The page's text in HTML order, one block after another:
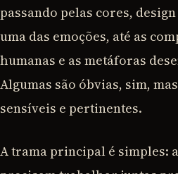
passando pelas cores,
uma das emoções, até as
humanas e as metáforas
Algumas são óbvias, sim,
sensíveis e pertinentes.
A trama principal é simples: